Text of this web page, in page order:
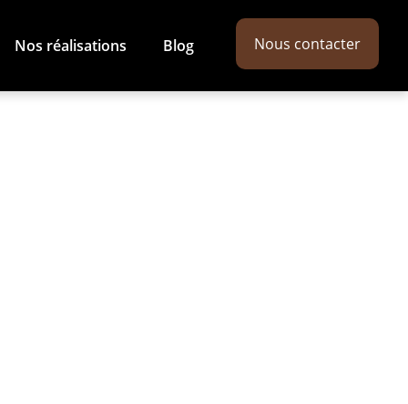
Nos réalisations Blog Nous contacter